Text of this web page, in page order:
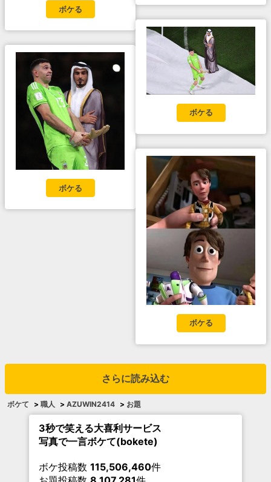
ボケる
ボケる
ボケる
ボケる
さらに読み込む
ボケて > 職人 > AZUWIN2414 > お題
3秒で笑える大喜利サービス
写真で一言ボケて(bokete)
ボケ投稿数 115,506,460件